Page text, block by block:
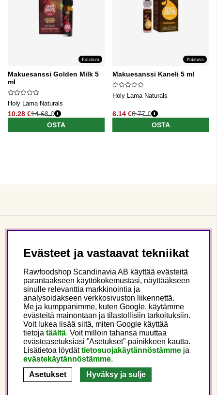
Poistuva
Makuesanssi Golden Milk 5
ml
Holy Lama Naturals
10.28 €
Normaali hinta
14.68 €
OSTA
Poistuva
Makuesanssi Kaneli 5 ml
Holy Lama Naturals
6.14 €
Normaali hinta
8.77 €
OSTA
Seuraa meitä
Tämä on Rawfoodshop
Finland
Evästeet ja vastaavat tekniikat
Rawfoodshop Scandinavia AB käyttää evästeitä
parantaakseen käyttökokemustasi, näyttääkseen
sinulle relevanttia markkinointia ja
analysoidakseen verkkosivuston liikennettä.
Me ja kumppanimme, kuten Google, käytämme
evästeitä mainontaan ja tilastollisiin tarkoituksiin.
Voit lukea lisää siitä, miten Google käyttää
tietoja täältä. Voit milloin tahansa muuttaa
evästeasetuksiasi ”Asetukset”-painikkeen kautta.
Lisätietoa löydättietosuojakäytännöstämme ja
evästekäytännöstämme.
Asetukset
Hyväksy ja sulje